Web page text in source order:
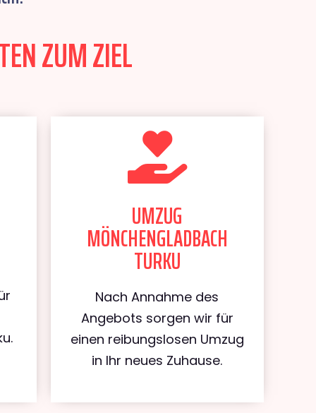
ZUM ZIEL
UMZUG
MÖNCHENGLADBACH
TURKU
Nach Annahme des
Angebots sorgen wir für
einen reibungslosen Umzug
in Ihr neues Zuhause.